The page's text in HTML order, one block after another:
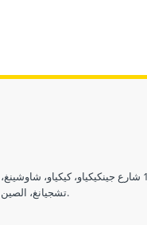
غرفة 609، قصر الماس، رقم 1227 شارع جينكيكياو، كيكياو، شاوشينغ،
تشجيانغ، الصين.